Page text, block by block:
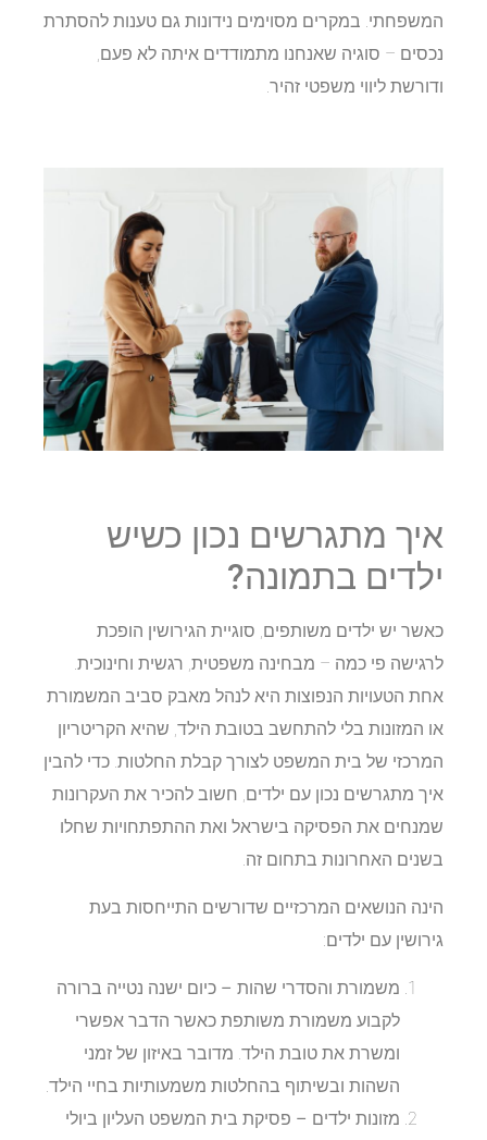
המשפחתי. במקרים מסוימים נידונות גם טענות להסתרת
נכסים – סוגיה שאנחנו מתמודדים איתה לא פעם,
ודורשת ליווי משפטי זהיר.
איך מתגרשים נכון כשיש
ילדים בתמונה?
כאשר יש ילדים משותפים, סוגיית הגירושין הופכת
לרגישה פי כמה – מבחינה משפטית, רגשית וחינוכית.
אחת הטעויות הנפוצות היא לנהל מאבק סביב המשמורת
או המזונות בלי להתחשב בטובת הילד, שהיא הקריטריון
המרכזי של בית המשפט לצורך קבלת החלטות. כדי להבין
איך מתגרשים נכון עם ילדים, חשוב להכיר את העקרונות
שמנחים את הפסיקה בישראל ואת ההתפתחויות שחלו
בשנים האחרונות בתחום זה.
הינה הנושאים המרכזיים שדורשים התייחסות בעת
גירושין עם ילדים:
משמורת והסדרי שהות – כיום ישנה נטייה ברורה
לקבוע משמורת משותפת כאשר הדבר אפשרי
ומשרת את טובת הילד. מדובר באיזון של זמני
השהות ובשיתוף בהחלטות משמעותיות בחיי הילד.
מזונות ילדים – פסיקת בית המשפט העליון ביולי